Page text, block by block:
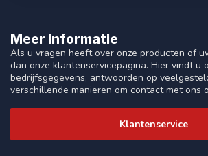
Meer informatie
Als u vragen heeft over onze producten of
dan onze klantenservicepagina. Hier vindt u
bedrijfsgegevens, antwoorden op
verschillende manieren om contact met ons
Klantenservice